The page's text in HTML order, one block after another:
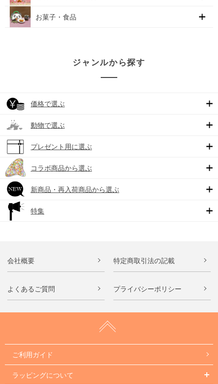
お菓子・食品
ジャンルから探す
価格で選ぶ
動物で選ぶ
プレゼント用に選ぶ
コラボ商品から選ぶ
新商品・再入荷商品から選ぶ
特集
会社概要 特定商取引法の記載
よくあるご質問 プライバシーポリシー
ご利用ガイド
ラッピングについて